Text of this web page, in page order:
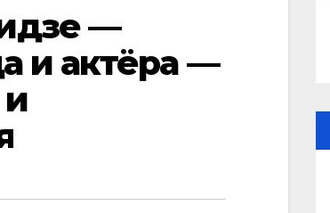
—
и актёра —